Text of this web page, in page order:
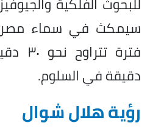
سيمكث في سماء
دقيقة في السلوم.
رؤية هلال شوال